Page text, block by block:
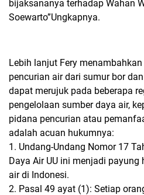
bijaksananya terhadap Wahan
Soewarto”Ungkapnya.
Lebih lanjut Fery
pencurian air dari sumur bor
dapat merujuk pada beberapa
pengelolaan sumber daya air,
pidana pencurian atau
adalah acuan hukumnya:
1. Undang-Undang Nomor 17
Daya Air UU ini menjadi
air di Indonesi.
2. Pasal 49 ayat (1): Setiap